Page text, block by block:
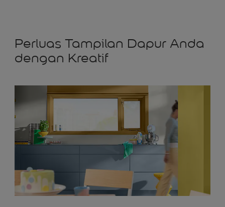
Perluas Tampilan Dapur Anda
dengan Kreatif